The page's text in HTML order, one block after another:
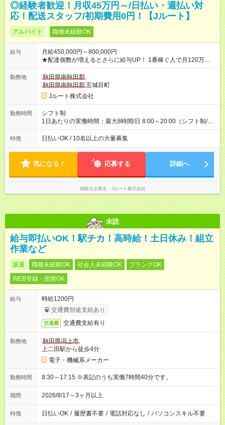
◎経験者歓迎！月収45万円～/日払い・週払い対
応！配送スタッフ/初期費用0円！【Jルート】
アルバイト 職種未経験OK
給与
月給450,000円～800,000円
★配達個数が増えるとさらに給与UP！ 1番稼ぐ人で月120万ほ
ど！ ・主要都市エリア 月収55万円／週5日稼働 月収65万~112
万円／週6日稼働 ・地方郊外エリア 月収40万円／週5日稼働 月
収40万円~50万円／週6日稼働 ＜モデルイメージ＞ ■月収50万
円 (27歳男性/江東区在住)※元建築関係 1日150個配達×25日勤務
(日休み) ■月収80万円(43歳男性/墨田区在住)※元営業 1日200個
勤務地
秋田県南秋田郡
秋田県南秋田郡五城目町
Jルート株式会社
勤務時間
シフト制
1日あたりの実働時間：最大8時間/日 8:00～20:00（シフト制/実
働8時間） ※週5日勤務（場所次第では週4も有り） ※配達状況に
よって時間外での勤務可能性有り ※案件により多少の前後あり
特徴 日払いOK / 10名以上の大量募集
気になる！ 応募する 詳細へ
掲載元企業名 Jルート株式会社
未読
給与即払いOK！駅チカ！高時給！土日休み！組立
作業など
派遣 職種未経験OK 社会人未経験OK
ブランクOK
WEB登録・面接OK
給与
時給1200円
交通費別途支給あり
交通費 交通費支給有り
勤務地
秋田県潟上市
上二田駅から徒歩4分
電子・機械系メーカー
勤務時間 8:30～17:15 ※表記のうち実働7時間40分です。
期間 2026/8/17～3ヶ月以上
特徴 日払いOK / 履歴書不要 / 電話対応なし / パソコンスキル不要